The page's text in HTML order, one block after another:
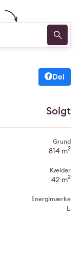
Del
Solgt
Grund
814 m2
Kælder
42 m2
Energimærke
E